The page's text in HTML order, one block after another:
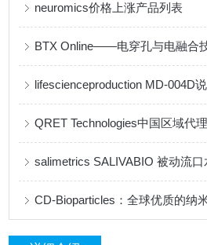
neuromics价格上涨产品列表
BTX Online——电穿孔与电融合
lifescienceproduction MD-004D
salimetrics ​SALIVABIO 被动流口